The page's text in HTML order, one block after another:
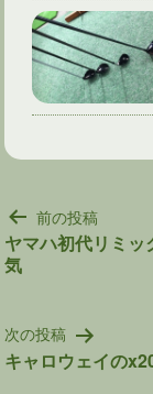
投
稿
ナ
ゲ
ー
シ
前の投稿
ヤマハ初代リミ
気
次の投稿
キャロウェイの